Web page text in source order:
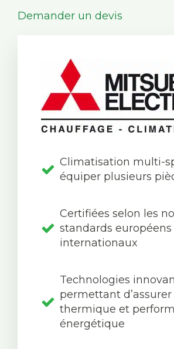
Demander un devis
Climatisation multi-
équiper plusieurs
Certifiées selon les
standards
internationaux
Technologies
permettant
thermique et
énergétique